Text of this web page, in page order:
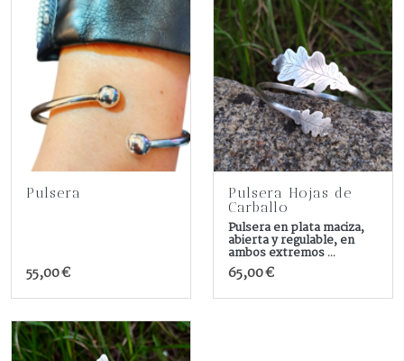
Pulsera
55,00 €
Pulsera Hojas de
Carballo
Pulsera en plata maciza,
abierta y regulable, en
ambos extremos ...
65,00 €